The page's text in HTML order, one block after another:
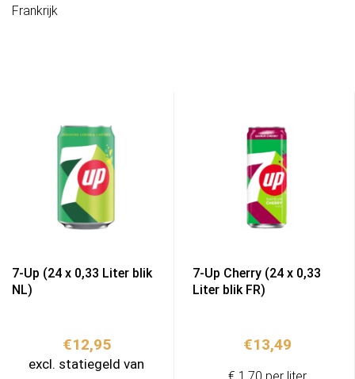
Frankrijk
7-Up (24 x 0,33 Liter blik
NL)
€12,95
excl. statiegeld van
7-Up Cherry (24 x 0,33
Liter blik FR)
€13,49